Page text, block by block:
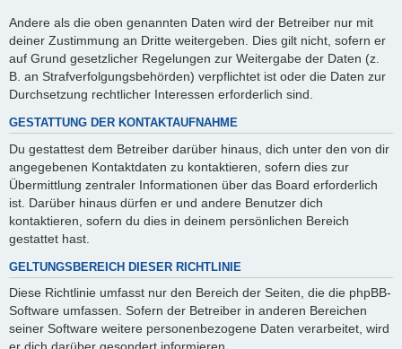
Andere als die oben genannten Daten wird der Betreiber nur mit
deiner Zustimmung an Dritte weitergeben. Dies gilt nicht, sofern er
auf Grund gesetzlicher Regelungen zur Weitergabe der Daten (z.
B. an Strafverfolgungsbehörden) verpflichtet ist oder die Daten zur
Durchsetzung rechtlicher Interessen erforderlich sind.
GESTATTUNG DER KONTAKTAUFNAHME
Du gestattest dem Betreiber darüber hinaus, dich unter den von dir
angegebenen Kontaktdaten zu kontaktieren, sofern dies zur
Übermittlung zentraler Informationen über das Board erforderlich
ist. Darüber hinaus dürfen er und andere Benutzer dich
kontaktieren, sofern du dies in deinem persönlichen Bereich
gestattet hast.
GELTUNGSBEREICH DIESER RICHTLINIE
Diese Richtlinie umfasst nur den Bereich der Seiten, die die phpBB-
Software umfassen. Sofern der Betreiber in anderen Bereichen
seiner Software weitere personenbezogene Daten verarbeitet, wird